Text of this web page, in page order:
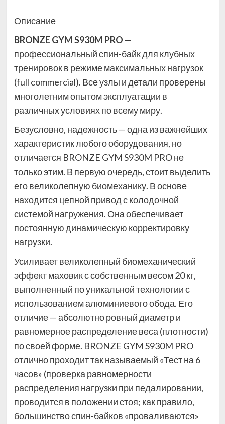
Описание
BRONZE GYM S930M PRO —
профессиональный спин-байк для клубных
тренировок в режиме максимальных нагрузок
(full commercial). Все узлы и детали проверены
многолетним опытом эксплуатации в
различных условиях по всему миру.
Безусловно, надежность — одна из важнейших
характеристик любого оборудования, но
отличается BRONZE GYM S930M PRO не
только этим. В первую очередь, стоит выделить
его великолепную биомеханику. В основе
находится цепной привод с колодочной
системой нагружения. Она обеспечивает
постоянную динамическую корректировку
нагрузки.
Усиливает великолепный биомеханический
эффект маховик с собственным весом 20 кг,
выполненный по уникальной технологии с
использованием алюминиевого обода. Его
отличие — абсолютно ровный диаметр и
равномерное распределение веса (плотности)
по своей форме. BRONZE GYM S930M PRO
отлично проходит так называемый «Тест на 6
часов» (проверка равномерности
распределения нагрузки при педалировании,
проводится в положении стоя; как правило,
большинство спин-байков «проваливаются»